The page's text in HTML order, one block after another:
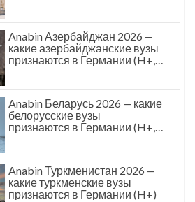
Anabin Азербайджан 2026 —
какие азербайджанские вузы
признаются в Германии (H+,
Anabin Беларусь 2026 — какие
белорусские вузы
признаются в Германии (H+,
Anabin Туркменистан 2026 —
какие туркменские вузы
признаются в Германии (H+)